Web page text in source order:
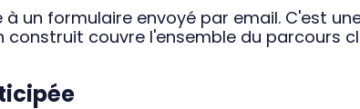
un formulaire envoyé par email. C'est
couvre l'ensemble du parcours